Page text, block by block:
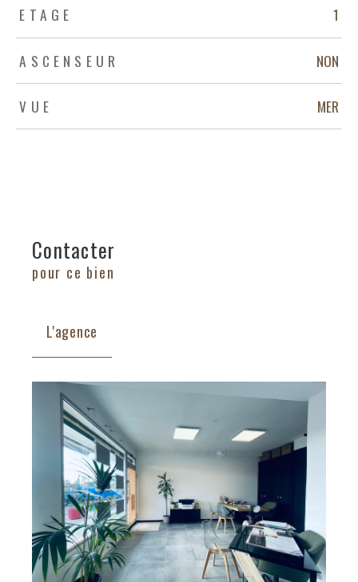
ETAGE 1
ASCENSEUR NON
VUE MER
Contacter
pour ce bien
L'agence